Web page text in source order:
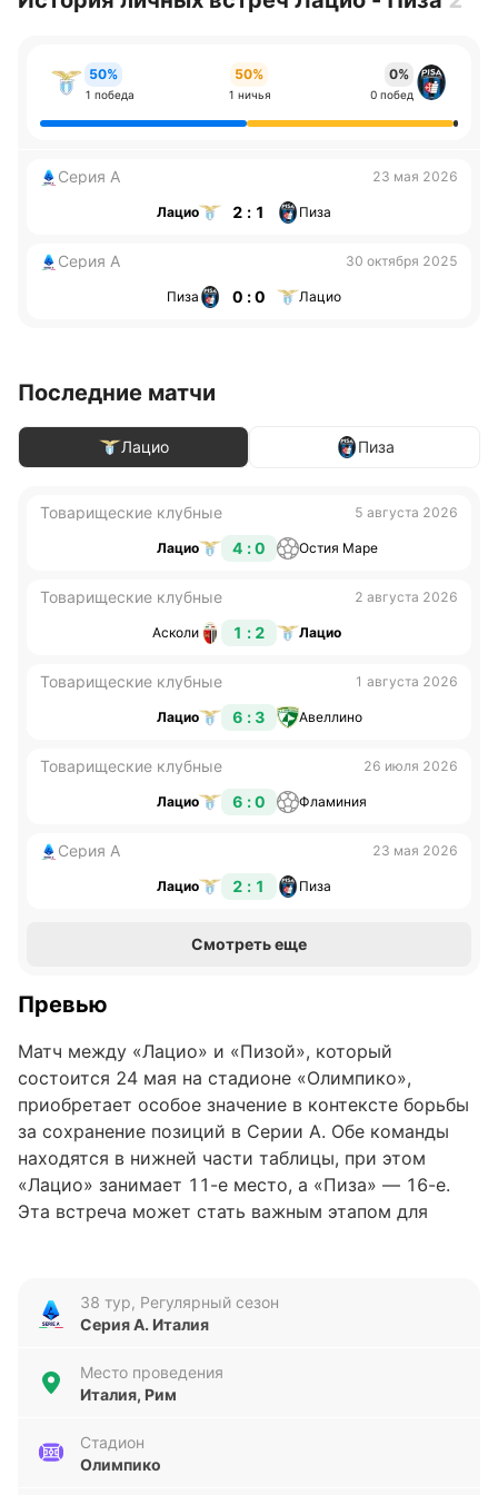
50%
1 победа
50%
1 ничья
0%
0 побед
Серия А 23 мая 2026
Лацио 2 : 1 Пиза
Серия А 30 октября 2025
Пиза 0 : 0 Лацио
Последние матчи
Лацио Пиза
Товарищеские клубные 5 августа 2026
Лацио 4 : 0 Остия Маре
Товарищеские клубные 2 августа 2026
Асколи 1 : 2 Лацио
Товарищеские клубные 1 августа 2026
Лацио 6 : 3 Авеллино
Товарищеские клубные 26 июля 2026
Лацио 6 : 0 Фламиния
Серия А 23 мая 2026
Лацио 2 : 1 Пиза
Смотреть еще
Превью
Матч между «Лацио» и «Пизой», который
состоится 24 мая на стадионе «Олимпико»,
приобретает особое значение в контексте борьбы
за сохранение позиций в Серии А. Обе команды
находятся в нижней части таблицы, при этом
«Лацио» занимает 11-е место, а «Пиза» — 16-е.
Эта встреча может стать важным этапом для
«Лацио» демонстрирует достаточно
одержав две победы, дважды сыграв вничью и
и пропустила 3, что говорит о сбалансированной
игре в обороне и атаке. В то же время «Пиза»
38 тур, Регулярный сезон
Серия А. Италия
Место проведения
Италия, Рим
Стадион
Олимпико